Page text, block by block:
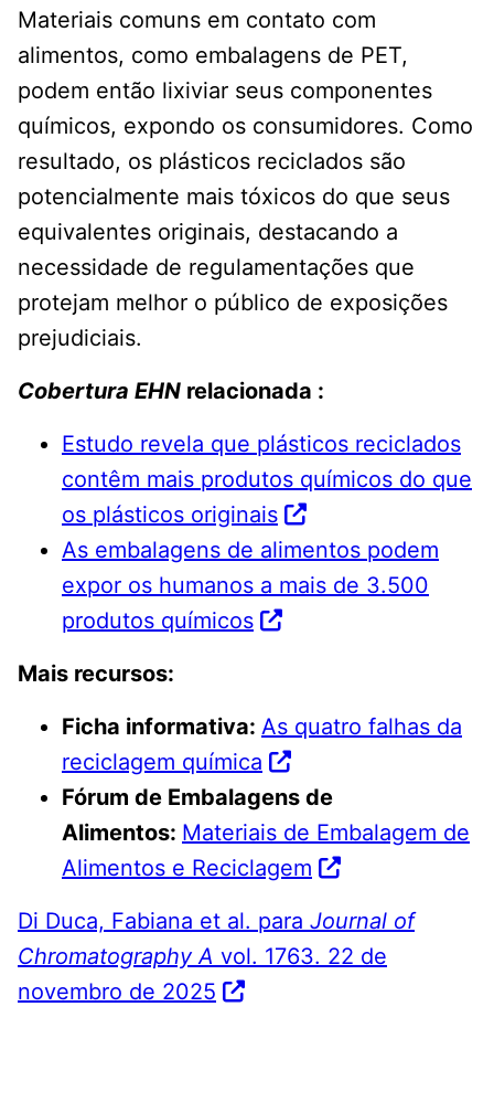
Materiais comuns em contato com
alimentos, como embalagens de PET,
podem então lixiviar seus componentes
químicos, expondo os consumidores. Como
resultado, os plásticos reciclados são
potencialmente mais tóxicos do que seus
equivalentes originais, destacando a
necessidade de regulamentações que
protejam melhor o público de exposições
prejudiciais.
Cobertura EHN relacionada :
Estudo revela que plásticos reciclados
contêm mais produtos químicos do que
os plásticos originais
As embalagens de alimentos podem
expor os humanos a mais de 3.500
produtos químicos
Mais recursos:
Ficha informativa: As quatro falhas da
reciclagem química
Fórum de Embalagens de
Alimentos: Materiais de Embalagem de
Alimentos e Reciclagem
Di Duca, Fabiana et al. para Journal of
Chromatography A vol. 1763. 22 de
novembro de 2025